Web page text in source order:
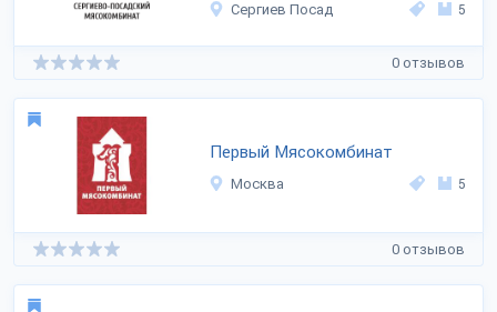
Сергиев Посад 5
0 отзывов
Первый Мясокомбинат
Москва 5
0 отзывов